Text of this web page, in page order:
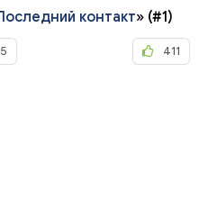
контакт» (#1)
411